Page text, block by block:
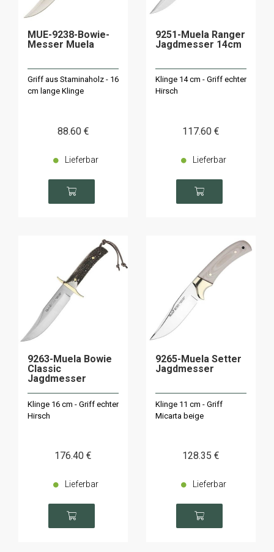
MUE-9238-Bowie-
Messer Muela
Griff aus Staminaholz - 16
cm lange Klinge
88.60 €
Lieferbar
9251-Muela Ranger
Jagdmesser 14cm
Klinge 14 cm - Griff echter
Hirsch
117.60 €
Lieferbar
9263-Muela Bowie
Classic
Jagdmesser
Klinge 16 cm - Griff echter
Hirsch
176.40 €
Lieferbar
9265-Muela Setter
Jagdmesser
Klinge 11 cm - Griff
Micarta beige
128.35 €
Lieferbar